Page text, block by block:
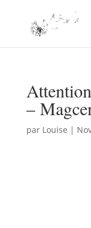
–
par Louise |